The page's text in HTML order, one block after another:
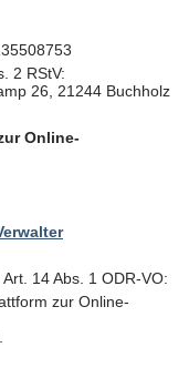
2 RStV:
26, 21244 Buchholz
Online-
14 Abs. 1 ODR-VO:
zur Online-